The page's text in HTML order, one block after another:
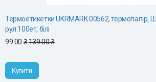
Термоетикетки UKRMARK 00562, термопапір,
рул:100ет, білі
99.00 ₴139.00 ₴
Купити